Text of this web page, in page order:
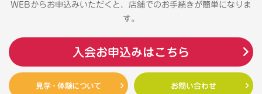
WEBからお申込みいただくと、店舗でのお手続きが簡単になりま
す。
入会お申込みはこちら
見学・体験について お問い合わせ